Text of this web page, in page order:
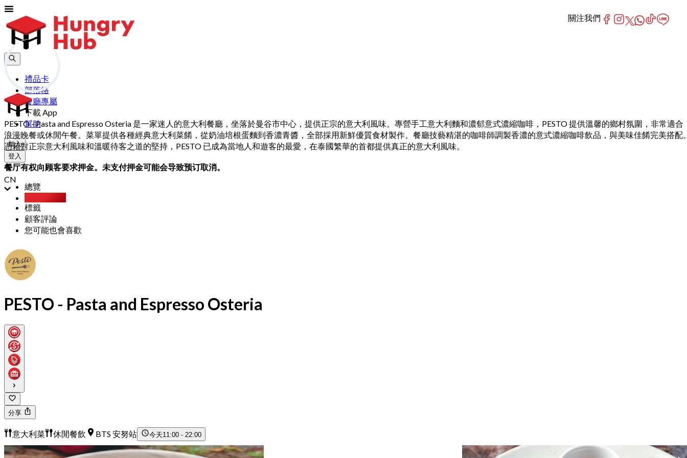
禮品卡
部落格
餐廳專屬
下載 App
幫助
加入
登入
CN
PESTO - Pasta and Espresso Osteria 是一家迷人的意大利餐廳，坐落於曼谷市中心，提供正宗的意大利風味。專營手工意大利麵和濃郁意式濃縮咖啡，PESTO 提供溫馨的鄉村氛圍，非常適合
浪漫晚餐或休閒午餐。菜單提供各種經典意大利菜餚，從奶油培根蛋麵到香濃青醬，全部採用新鮮優質食材製作。餐廳技藝精湛的咖啡師調製香濃的意式濃縮咖啡飲品，與美味佳餚完美搭配
憑藉對正宗意大利風味和溫暖待客之道的堅持，PESTO 已成為當地人和遊客的最愛，在泰國繁華的首都提供真正的意大利風味。
餐厅有权向顾客要求押金。未支付押金可能会导致预订取消。
總覽
標籤
顧客評論
您可能也會喜歡
PESTO - Pasta and Espresso Osteria
分享
意大利菜 休閒餐飲 BTS 安努站 今天11:00 - 22:00
關注我們